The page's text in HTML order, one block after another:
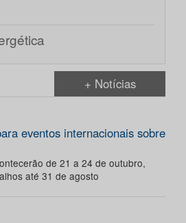
+ Notícias
eventos internacionais sobre
de 21 a 24 de outubro,
até 31 de agosto